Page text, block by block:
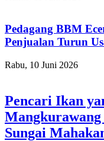
Pedagang BBM
Penjualan Turun
Rabu, 10 Juni 2026
Pencari Ikan
Sungai